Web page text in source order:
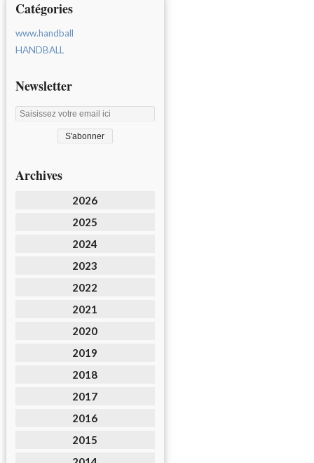
Catégories
www.handball
HANDBALL
Newsletter
Archives
2026
2025
2024
2023
2022
2021
2020
2019
2018
2017
2016
2015